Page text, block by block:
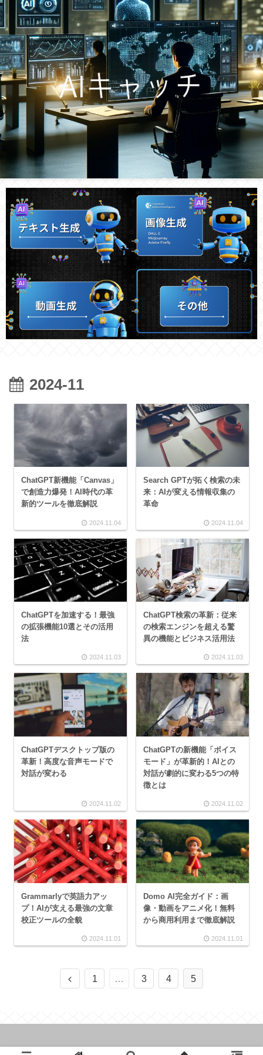
2024-11
ChatGPT新機能「Canvas」
で創造力爆発！AI時代の革
新的ツールを徹底解説
2024.11.04
Search GPTが拓く検索の未
来：AIが変える情報収集の
革命
2024.11.04
ChatGPTを加速する！最強
の拡張機能10選とその活用
法
2024.11.03
ChatGPT検索の革新：従来
の検索エンジンを超える驚
異の機能とビジネス活用法
2024.11.03
ChatGPTデスクトップ版の
革新！高度な音声モードで
対話が変わる
2024.11.02
ChatGPTの新機能「ボイス
モード」が革新的！AIとの
対話が劇的に変わる5つの特
徴とは
2024.11.02
Grammarlyで英語力アッ
プ！AIが支える最強の文章
校正ツールの全貌
2024.11.01
Domo AI完全ガイド：画
像・動画をアニメ化！無料
から商用利用まで徹底解説
2024.11.01
1 … 3 4 5